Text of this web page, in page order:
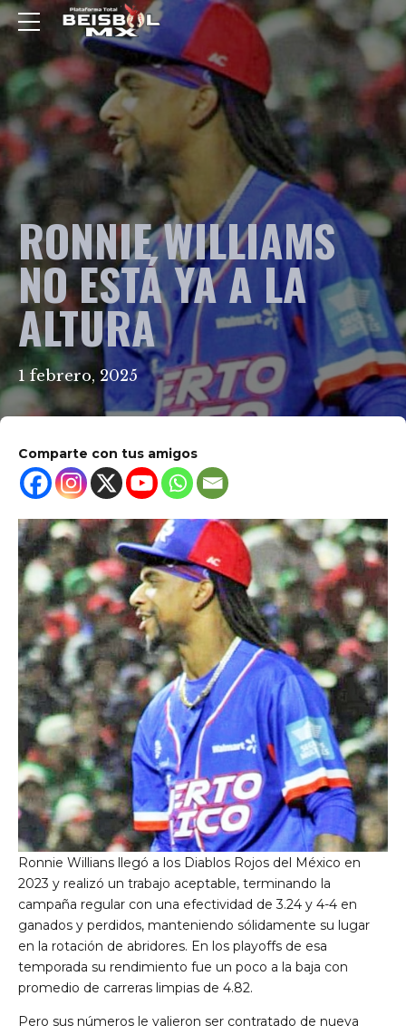
RONNIE WILLIAMS
NO ESTÁ YA A LA
ALTURA
1 febrero, 2025
Comparte con tus amigos
Ronnie Willians llegó a los Diablos Rojos del México en
2023 y realizó un trabajo aceptable, terminando la
campaña regular con una efectividad de 3.24 y 4-4 en
ganados y perdidos, manteniendo sólidamente su lugar
en la rotación de abridores. En los playoffs de esa
temporada su rendimiento fue un poco a la baja con
promedio de carreras limpias de 4.82.
Pero sus números le valieron ser contratado de nueva